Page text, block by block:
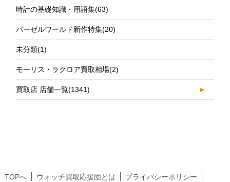
時計の基礎知識・用語集(63)
バーゼルワールド新作特集(20)
未分類(1)
モーリス・ラクロア買取相場(2)
買取店 店舗一覧(1341) ►
TOPへ ウォッチ買取応援団とは
プライバシーポリシー